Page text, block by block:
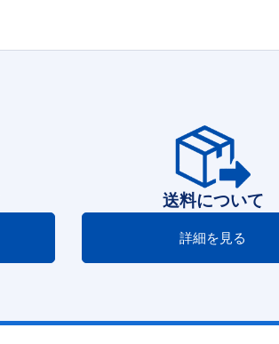
送料について
詳細を見る